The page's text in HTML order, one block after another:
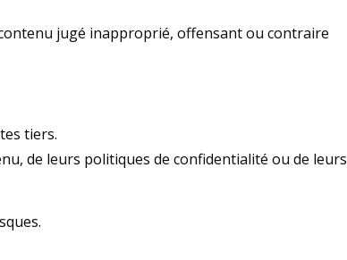
jugé inapproprié, offensant ou contraire
tiers.
de leurs politiques de confidentialité ou de leurs